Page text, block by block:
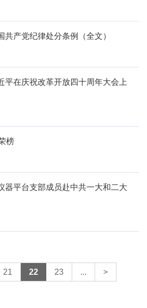
共产党纪律处分条例（全文）
平在庆祝改革开放四十周年大会上
榜
器平台支部成员赴中共一大和二大
21 22 23 ... >